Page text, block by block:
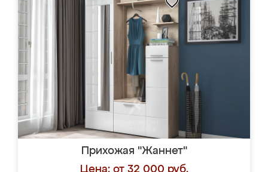
Прихожая "Жаннет"
Цена: от 32 000 руб.